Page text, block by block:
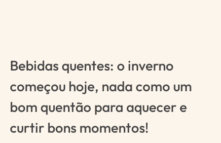
Bebidas quentes: o inverno
começou hoje, nada como um
bom quentão para aquecer e
curtir bons momentos!